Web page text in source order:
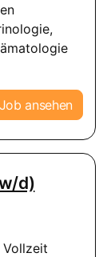
Job ansehen
d)
Vollzeit